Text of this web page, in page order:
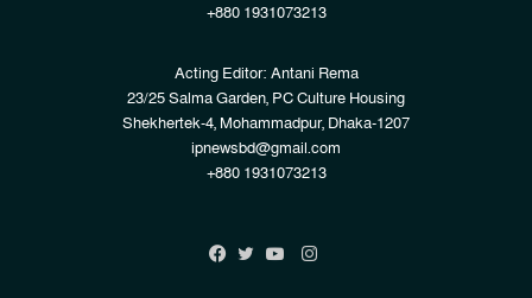
+880 1931073213
Acting Editor: Antani Rema
23/25 Salma Garden, PC Culture Housing
Shekhertek-4, Mohammadpur, Dhaka-1207
ipnewsbd@gmail.com
+880 1931073213
Instagram